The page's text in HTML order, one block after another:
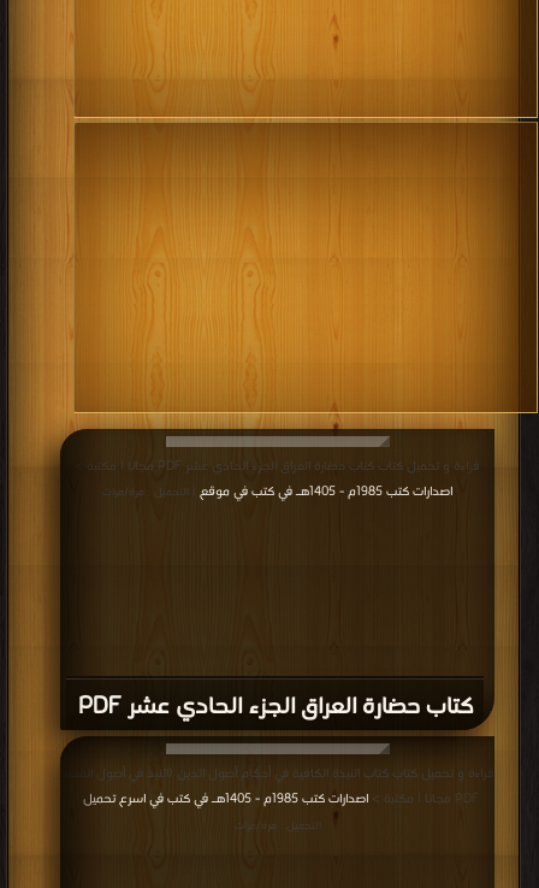
كتاب حضارة العراق الجزء الحادي عشر PDF
قراءة و تحميل كتاب كتاب حضارة العراق الجزء الحادي عشر PDF مجانا | مكتبة >
اصدارات كتب 1985م - 1405هـ في كتب في موقع
| التحميل : مرة/مرات
قراءة و تحميل كتاب كتاب النبذة الكافية في أحكام أصول الدين (النبذ في أصول الفقه)
PDF مجانا | مكتبة >
اصدارات كتب 1985م - 1405هـ في كتب في اسرع تحميل
التحميل : مرة/مرات